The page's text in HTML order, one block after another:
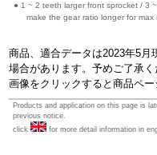
1 ~ 2 teeth larger front sprocket / 3
make the gear ratio longer for max
商品、適合データは2023年5月
場合があります。予めご了承く
画像をクリックすると商品ペー
Products and application on this page is
previous notice.
click
for more detail information in